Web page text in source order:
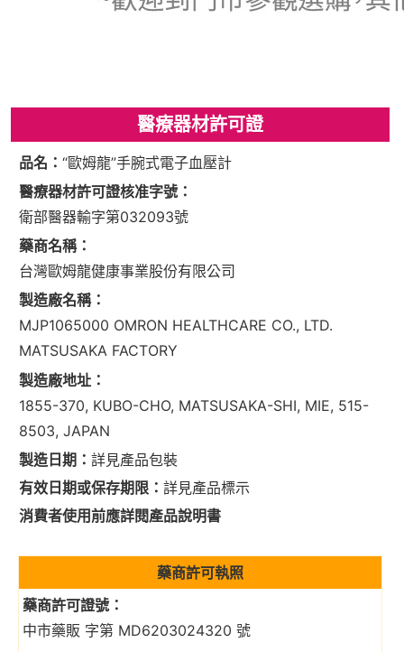
醫療器材許可證
品名： “歐姆龍”手腕式電子血壓計
醫療器材許可證核准字號：
衛部醫器輸字第032093號
藥商名稱：
台灣歐姆龍健康事業股份有限公司
製造廠名稱：
MJP1065000 OMRON HEALTHCARE CO., LTD.
MATSUSAKA FACTORY
製造廠地址：
1855-370, KUBO-CHO, MATSUSAKA-SHI, MIE, 515-
8503, JAPAN
製造日期： 詳見產品包裝
有效日期或保存期限： 詳見產品標示
消費者使用前應詳閱產品說明書
藥商許可執照
藥商許可證號：
中市藥販 字第 MD6203024320 號